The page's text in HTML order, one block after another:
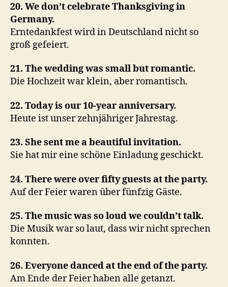
20. We don’t celebrate Thanksgiving in
Germany.
Erntedankfest wird in Deutschland nicht so
groß gefeiert.
21. The wedding was small but romantic.
Die Hochzeit war klein, aber romantisch.
22. Today is our 10-year anniversary.
Heute ist unser zehnjähriger Jahrestag.
23. She sent me a beautiful invitation.
Sie hat mir eine schöne Einladung geschickt.
24. There were over fifty guests at the party.
Auf der Feier waren über fünfzig Gäste.
25. The music was so loud we couldn’t talk.
Die Musik war so laut, dass wir nicht sprechen
konnten.
26. Everyone danced at the end of the party.
Am Ende der Feier haben alle getanzt.